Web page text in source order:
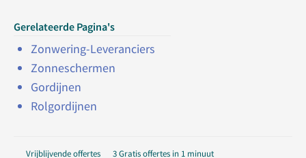
Gerelateerde Pagina's
Zonwering-Leveranciers
Zonneschermen
Gordijnen
Rolgordijnen
Vrijblijvende offertes 3 Gratis offertes in 1 minuut